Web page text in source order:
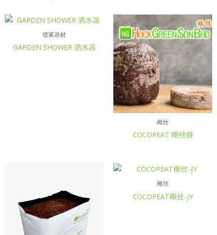
喷雾器材
GARDEN SHOWER 洒水器
椰丝
COCOPEAT 椰丝饼
椰丝
COCOPEAT椰丝-JY